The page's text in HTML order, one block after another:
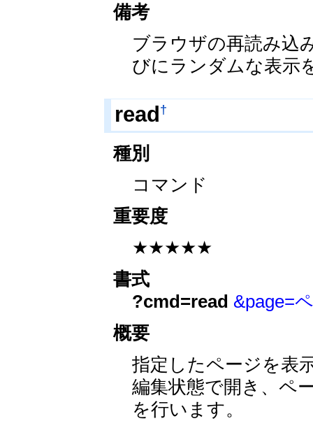
備考
ブラウザの再読み込
びにランダムな表示
read†
種別
コマンド
重要度
★★★★★
書式
?cmd=read &page=
概要
指定したページを表
編集状態で開き、ペ
を行います。